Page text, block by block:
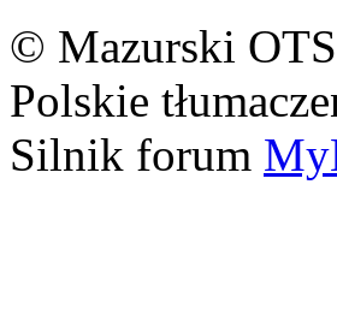
© Mazurski OTS
Polskie
Silnik forum